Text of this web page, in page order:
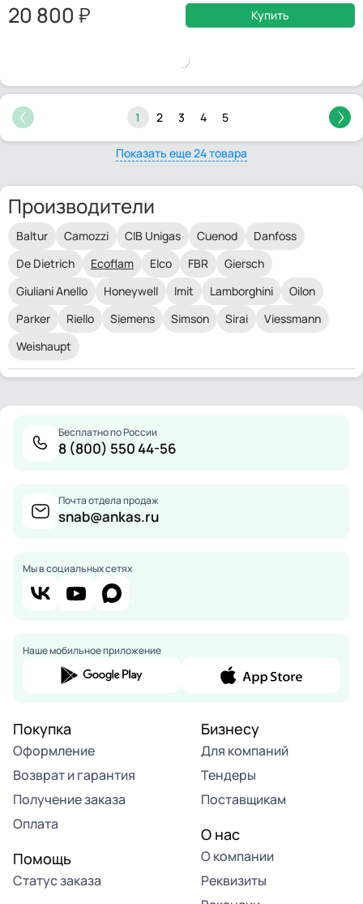
20 800 Купить
1 2 3 4 5
Показать еще 24 товара
Производители
Baltur Camozzi CIB Unigas Cuenod
Danfoss
De Dietrich
Ecoflam Elco FBR
Giersch
Giuliani Anello
Honeywell Imit Lamborghini
Oilon
Parker
Riello Siemens Simson Sirai
Viessmann
Weishaupt
Бесплатно по России
8 (800) 550 44-56
Почта отдела продаж
snab@ankas.ru
Мы в социальных сетях
Наше мобильное приложение
Покупка
Оформление
Возврат и гарантия
Получение заказа
Оплата
Помощь
Статус заказа
Бизнесу
Для компаний
Тендеры
Поставщикам
О нас
О компании
Реквизиты